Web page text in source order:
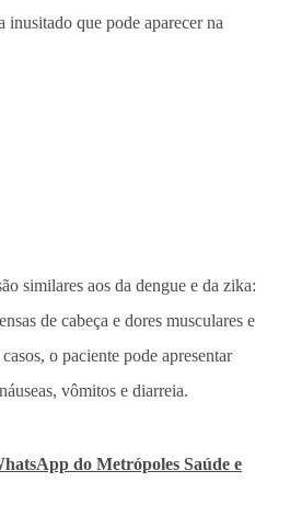
similares aos da dengue e da zika:
de cabeça e dores musculares e
o paciente pode apresentar
vômitos e diarreia.
do Metrópoles Saúde e